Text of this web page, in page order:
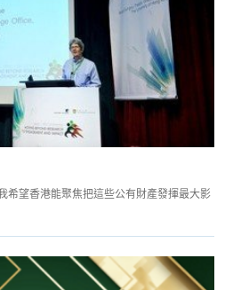
希望香港能聚焦把這些公有財產發揮最大影